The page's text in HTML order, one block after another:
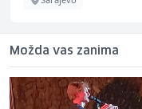
Možda vas zanima